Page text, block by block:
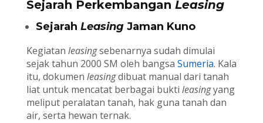
Sejarah Perkembangan Leasing
Sejarah LeasingJaman Kuno
Kegiatan leasingsebenarnya sudah dimulai
sejak tahun 2000 SM oleh bangsa Sumeria. Kala
itu, dokumen leasingdibuat manual dari tanah
liat untuk mencatat berbagai bukti leasingyang
meliput peralatan tanah, hak guna tanah dan
air, serta hewan ternak.